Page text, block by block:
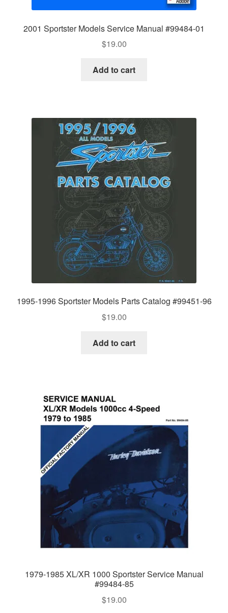
2001 Sportster Models Service Manual #99484-01
$19.00
Add to cart
1995-1996 Sportster Models Parts Catalog #99451-96
$19.00
Add to cart
1979-1985 XL/XR 1000 Sportster Service Manual
#99484-85
$19.00